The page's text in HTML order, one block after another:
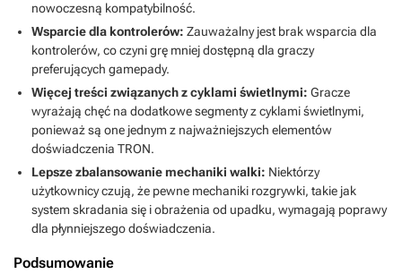
nowoczesną kompatybilność.
Wsparcie dla kontrolerów: Zauważalny jest brak wsparcia dla
kontrolerów, co czyni grę mniej dostępną dla graczy
preferujących gamepady.
Więcej treści związanych z cyklami świetlnymi: Gracze
wyrażają chęć na dodatkowe segmenty z cyklami świetlnymi,
ponieważ są one jednym z najważniejszych elementów
doświadczenia TRON.
Lepsze zbalansowanie mechaniki walki: Niektórzy
użytkownicy czują, że pewne mechaniki rozgrywki, takie jak
system skradania się i obrażenia od upadku, wymagają poprawy
dla płynniejszego doświadczenia.
Podsumowanie